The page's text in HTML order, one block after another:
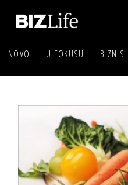
NOVO U FOKUSU BIZNIS